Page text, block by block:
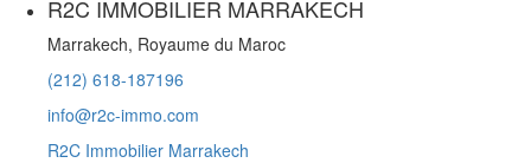
R2C IMMOBILIER MARRAKECH
Marrakech, Royaume du Maroc
(212) 618-187196
info@r2c-immo.com
R2C Immobilier Marrakech